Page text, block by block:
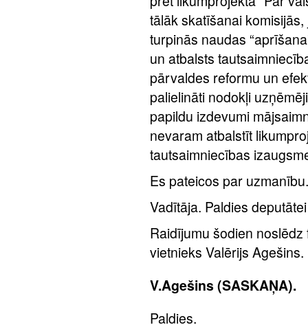
tālāk skatīšanai
turpinās naudas
un atbalsts
pārvaldes reformu un
palielināti nodokļi
papildu izdevumi
nevaram atbalstīt
tautsaimniecības
Es pateicos par uzmanību.
Vadītāja. Paldies
Raidījumu šodien
vietnieks Valērijs
V.Agešins (SASKAŅA).
Paldies.